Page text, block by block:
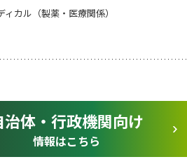
ィカル（製薬・医療関係）
治体・行政機関向け
情報はこちら